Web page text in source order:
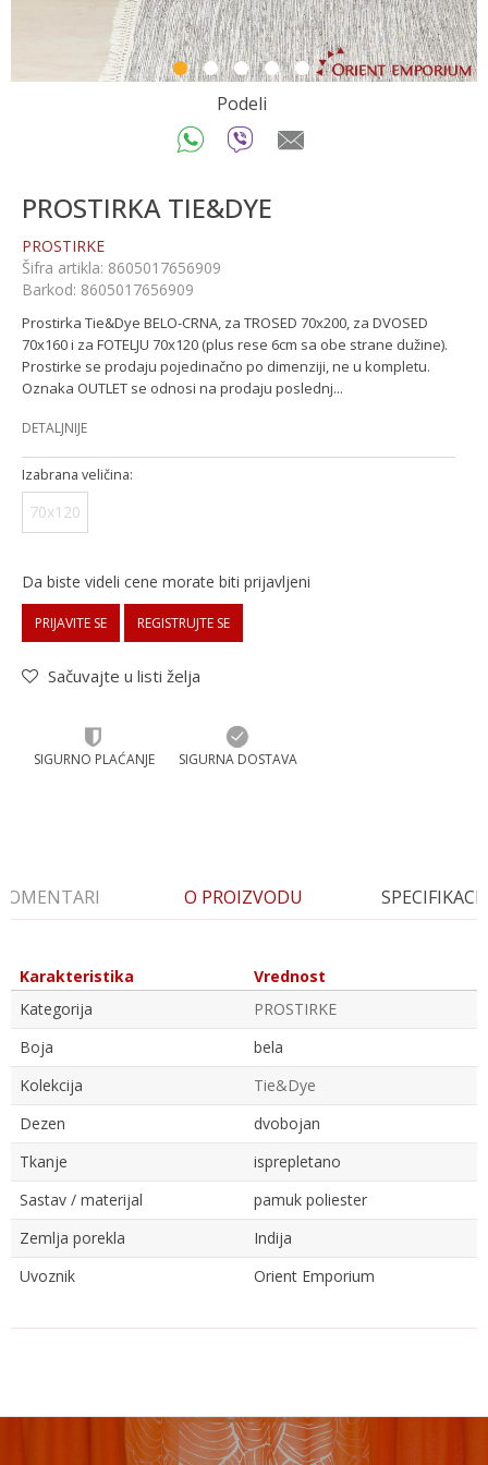
1 2 3 4 5
Podeli
PROSTIRKA TIE&DYE
PROSTIRKE
Šifra artikla: 8605017656909
Barkod: 8605017656909
Prostirka Tie&Dye BELO-CRNA, za TROSED 70x200, za DVOSED
70x160 i za FOTELJU 70x120 (plus rese 6cm sa obe strane dužine).
Prostirke se prodaju pojedinačno po dimenziji, ne u kompletu.
Oznaka OUTLET se odnosi na prodaju poslednj...
DETALJNIJE
Izabrana veličina:
70x120
Da biste videli cene morate biti prijavljeni
PRIJAVITE SE REGISTRUJTE SE
Sačuvajte u listi želja
SIGURNO PLAĆANJE SIGURNA DOSTAVA
O PROIZVODU
Karakteristika
Vrednost
Kategorija
PROSTIRKE
Boja
bela
Kolekcija
Tie&Dye
Dezen
dvobojan
Tkanje
isprepletano
Sastav / materijal
pamuk poliester
Zemlja porekla
Indija
Uvoznik
Orient Emporium